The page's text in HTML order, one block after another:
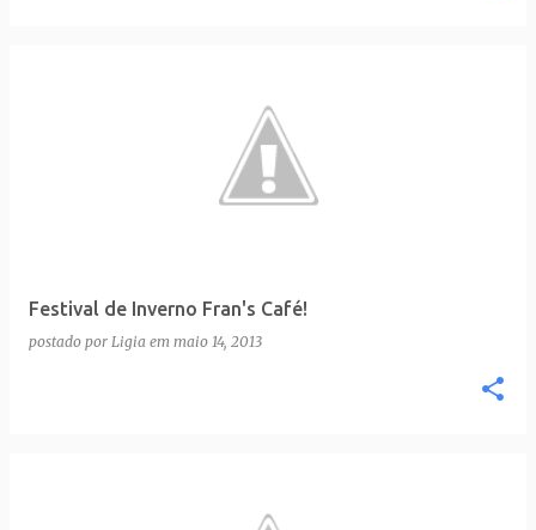
Festival de Inverno Fran's Café!
postado por Ligia em maio 14, 2013